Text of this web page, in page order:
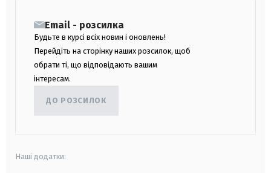
Email - розсилка
Будьте в курсі всіх новин і оновлень!
Перейдіть на сторінку наших розсилок, щоб
обрати ті, що відповідають вашим
інтересам.
ДО РОЗСИЛОК
Наші додатки: